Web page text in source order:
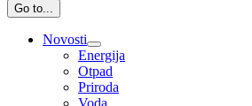
Go to...
Novosti
Energija
Otpad
Priroda
Voda